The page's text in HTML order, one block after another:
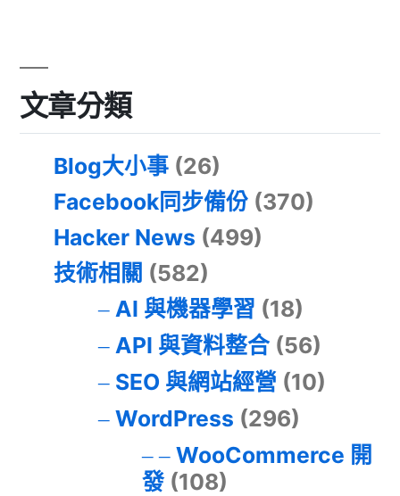
文章分類
Blog大小事 (26)
Facebook同步備份 (370)
Hacker News (499)
技術相關 (582)
AI 與機器學習 (18)
API 與資料整合(56)
SEO 與網站經營 (10)
WordPress (296)
WooCommerce 開
發(108)